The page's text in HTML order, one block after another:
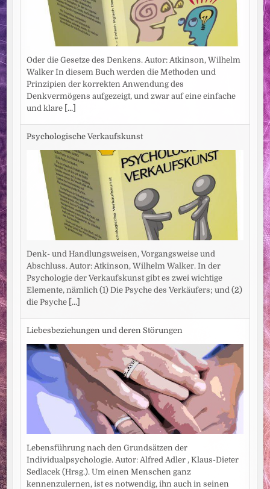
Oder die Gesetze des Denkens. Autor: Atkinson, Wilhelm
Walker In diesem Buch werden die Methoden und
Prinzipien der korrekten Anwendung des
Denkvermögens aufgezeigt, und zwar auf eine einfache
und klare [...]
Psychologische Verkaufskunst
Denk- und Handlungsweisen, Vorgangsweise und
Abschluss. Autor: Atkinson, Wilhelm Walker. In der
Psychologie der Verkaufskunst gibt es zwei wichtige
Elemente, nämlich (1) Die Psyche des Verkäufers; und (2)
die Psyche [...]
Liebesbeziehungen und deren Störungen
Lebensführung nach den Grundsätzen der
Individualpsychologie. Autor: Alfred Adler , Klaus-Dieter
Sedlacek (Hrsg.). Um einen Menschen ganz
kennenzulernen, ist es notwendig, ihn auch in seinen